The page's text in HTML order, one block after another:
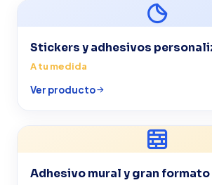
Stickers y adhesivos
A tu medida
Ver producto
Adhesivo mural y gran formato